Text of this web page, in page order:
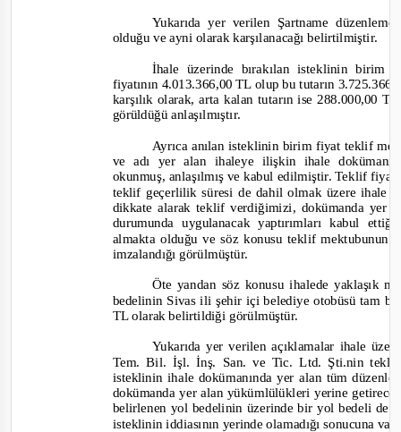
Yukarıda yer verilen Şartname
olduğu ve ayni olarak karşılanacağı belirtilmiştir.
İhale üzerinde bırakılan isteklinin
fiyatının 4.013.366,00 TL olup bu tutarın
karşılık olarak, arta kalan tutarın ise 288.000,00
görüldüğü anlaşılmıştır.
Ayrıca anılan isteklinin birim fiyat teklif
ve adı yer alan ihaleye ilişkin ihale
okunmuş, anlaşılmış ve kabul edilmiştir. Teklif
teklif geçerlilik süresi de dahil olmak üzere ihale
dikkate alarak teklif verdiğimizi, dokümanda yer
durumunda uygulanacak yaptırımları kabul
almakta olduğu ve söz konusu teklif mektubunun
imzalandığı görülmüştür.
Öte yandan söz konusu ihalede yaklaşık
bedelinin Sivas ili şehir içi belediye otobüsü tam
TL olarak belirtildiği görülmüştür.
Yukarıda yer verilen açıklamalar ihale
Tem. Bil. İşl. İnş. San. ve Tic. Ltd. Şti.nin
isteklinin ihale dokümanında yer alan tüm
dokümanda yer alan yükümlülükleri yerine
belirlenen yol bedelinin üzerinde bir yol bedeli de
isteklinin iddiasının yerinde olamadığı sonucuna